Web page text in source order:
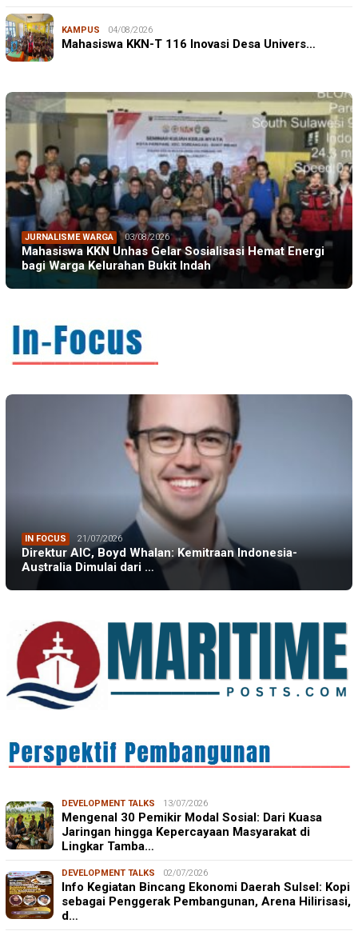
KAMPUS 04/08/2026
Mahasiswa KKN-T 116 Inovasi Desa Univers…
JURNALISME WARGA 03/08/2026
Mahasiswa KKN Unhas Gelar Sosialisasi Hemat Energi
bagi Warga Kelurahan Bukit Indah
IN FOCUS 21/07/2026
Direktur AIC, Boyd Whalan: Kemitraan Indonesia-
Australia Dimulai dari …
DEVELOPMENT TALKS 13/07/2026
Mengenal 30 Pemikir Modal Sosial: Dari Kuasa
Jaringan hingga Kepercayaan Masyarakat di
Lingkar Tamba…
DEVELOPMENT TALKS 02/07/2026
Info Kegiatan Bincang Ekonomi Daerah Sulsel: Kopi
sebagai Penggerak Pembangunan, Arena Hilirisasi,
d…